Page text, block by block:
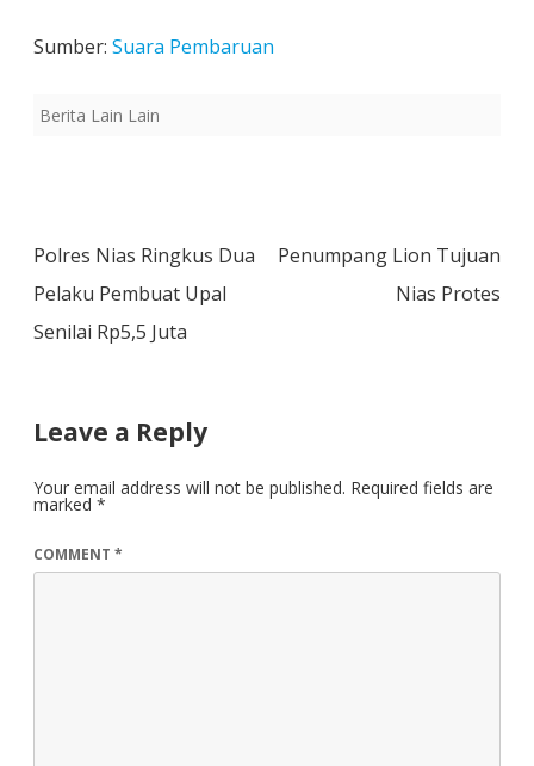
Sumber: Suara Pembaruan
Berita Lain Lain
Post
navigation
Polres Nias Ringkus Dua
Pelaku Pembuat Upal
Senilai Rp5,5 Juta
Penumpang Lion Tujuan
Nias Protes
Leave a Reply
Your email address will not be published. Required fields are
marked *
COMMENT *